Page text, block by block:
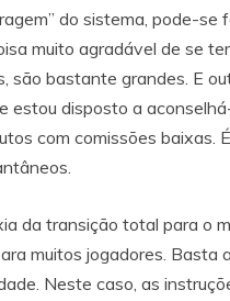
do sistema, pode-se
muito agradável de se
bastante grandes. E
estou disposto a
com comissões baixas.
da transição total para o
muitos jogadores. Basta
Neste caso, as